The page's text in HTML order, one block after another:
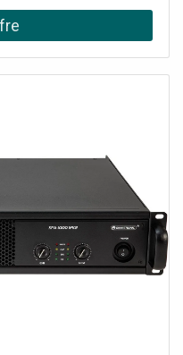
Hauteur: 10 cm,
net: 0.15 kg